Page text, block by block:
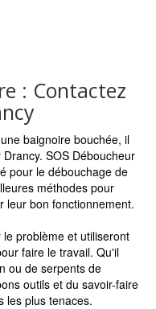
: Contactez
baignoire bouchée, il
SOS Déboucheur
pour le débouchage de
méthodes pour
leur bon fonctionnement.
problème et utiliseront
faire le travail. Qu'il
ou de serpents de
outils et du savoir-faire
les plus tenaces.